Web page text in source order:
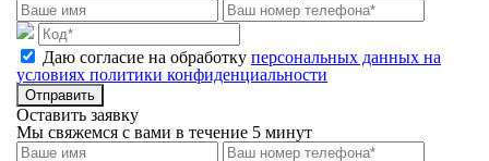
Даю согласие на обработку персональных данных на
условиях политики конфиденциальности
Отправить
Оставить заявку
Мы свяжемся с вами в течение 5 минут